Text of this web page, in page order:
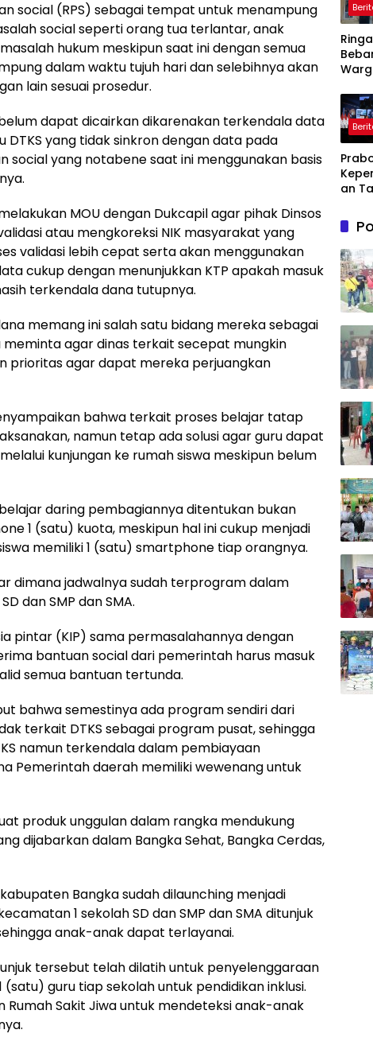
social (RPS) sebagai tempat untuk menampung
social seperti orang tua terlantar, anak
hukum meskipun saat ini dengan semua
dalam waktu tujuh hari dan selebihnya akan
lain sesuai prosedur.
dapat dicairkan dikarenakan terkendala data
yang tidak sinkron dengan data pada
social yang notabene saat ini menggunakan basis
MOU dengan Dukcapil agar pihak Dinsos
atau mengkoreksi NIK masyarakat yang
validasi lebih cepat serta akan menggunakan
cukup dengan menunjukkan KTP apakah masuk
terkendala dana tutupnya.
memang ini salah satu bidang mereka sebagai
agar dinas terkait secepat mungkin
prioritas agar dapat mereka perjuangkan
bahwa terkait proses belajar tatap
namun tetap ada solusi agar guru dapat
kunjungan ke rumah siswa meskipun belum
daring pembagiannya ditentukan bukan
1 (satu) kuota, meskipun hal ini cukup menjadi
memiliki 1 (satu) smartphone tiap orangnya.
dimana jadwalnya sudah terprogram dalam
dan SMP dan SMA.
pintar (KIP) sama permasalahannya dengan
bantuan social dari pemerintah harus masuk
semua bantuan tertunda.
bahwa semestinya ada program sendiri dari
terkait DTKS sebagai program pusat, sehingga
namun terkendala dalam pembiayaan
Pemerintah daerah memiliki wewenang untuk
produk unggulan dalam rangka mendukung
dijabarkan dalam Bangka Sehat, Bangka Cerdas,
Bangka sudah dilaunching menjadi
1 sekolah SD dan SMP dan SMA ditunjuk
anak-anak dapat terlayanai.
tersebut telah dilatih untuk penyelenggaraan
(satu) guru tiap sekolah untuk pendidikan inklusi.
Rumah Sakit Jiwa untuk mendeteksi anak-anak
Daya
ke
an
Lahir
dan